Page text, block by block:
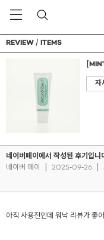
REVIEW / ITEMS
자
네이버페이에서 작성된 후기입니
네이버 페이
2025-09-26
아직 사용전인데 워낙 리뷰가 좋